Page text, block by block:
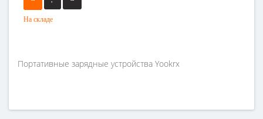
На складе
Портативные зарядные устройства Yookrx